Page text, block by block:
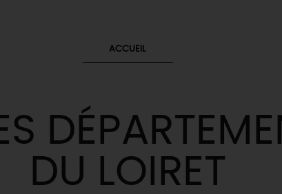
ACCUEIL
DU LOIRET